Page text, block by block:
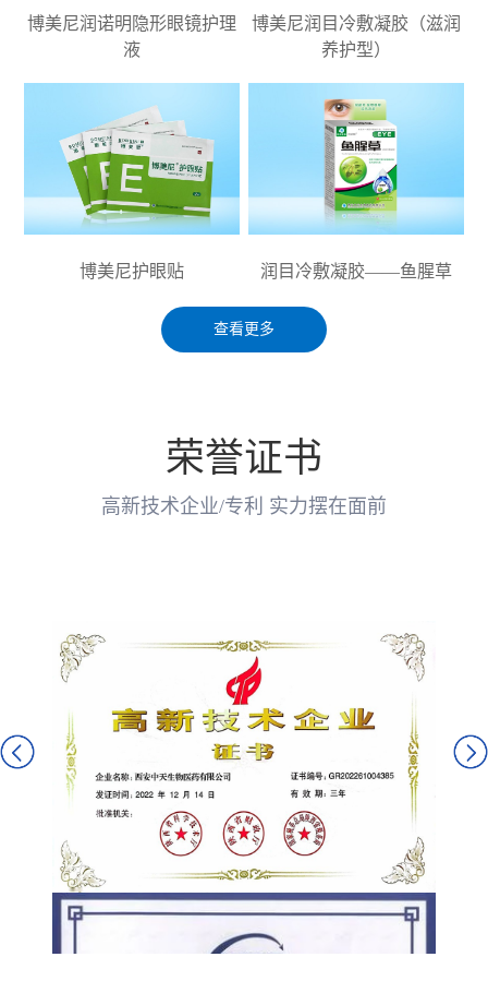
博美尼润诺明隐形眼镜护理
液
博美尼润目冷敷凝胶（滋润
养护型）
博美尼护眼贴 润目冷敷凝胶——鱼腥草
查看更多
荣誉证书
高新技术企业/专利 实力摆在面前